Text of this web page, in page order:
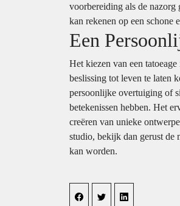
voorbereiding als de nazorg
kan rekenen op een schone
Een
Het kiezen van een
beslissing tot leven te laten
persoonlijke overtuiging of
betekenissen hebben. Het
creëren van unieke
studio, bekijk dan gerust de
kan worden.